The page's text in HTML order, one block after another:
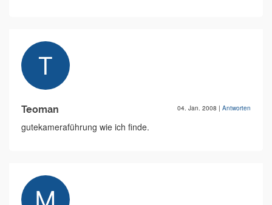
Teoman 04. Jan. 2008 | Antworten
gutekameraführung wie ich finde.